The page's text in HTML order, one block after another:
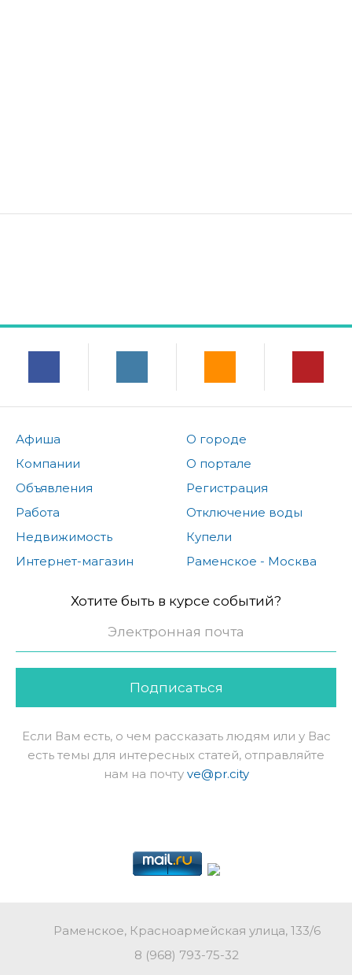
Афиша
Компании
Объявления
Работа
Недвижимость
Интернет-магазин
О городе
О портале
Регистрация
Отключение воды
Купели
Раменское - Москва
Хотите быть в курсе событий?
Подписаться
Если Вам есть, о чем рассказать людям или у Вас
есть темы для интересных статей, отправляйте
нам на почту ve@pr.city
Раменское, Красноармейская улица, 133/6
8 (968) 793-75-32